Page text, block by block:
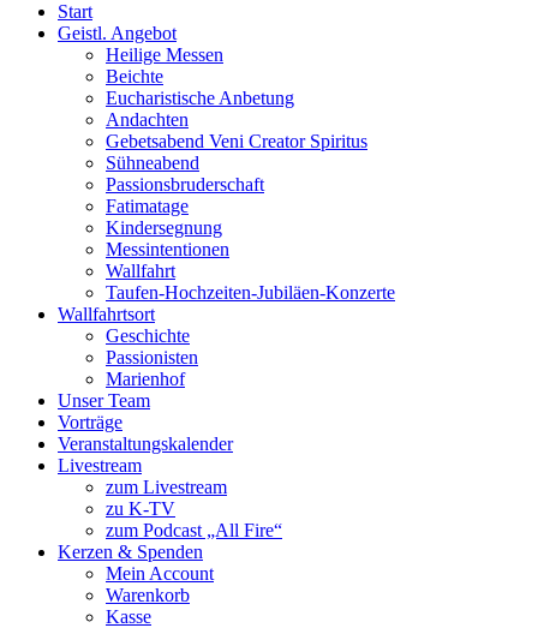
Start
Geistl. Angebot
Heilige Messen
Beichte
Eucharistische Anbetung
Andachten
Gebetsabend Veni Creator Spiritus
Sühneabend
Passionsbruderschaft
Fatimatage
Kindersegnung
Messintentionen
Wallfahrt
Taufen-Hochzeiten-Jubiläen-Konzerte
Wallfahrtsort
Geschichte
Passionisten
Marienhof
Unser Team
Vorträge
Veranstaltungskalender
Livestream
zum Livestream
zu K-TV
zum Podcast „All Fire“
Kerzen & Spenden
Mein Account
Warenkorb
Kasse